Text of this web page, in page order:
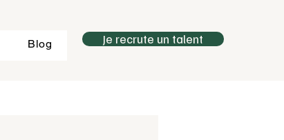
Blog Je recrute un talent